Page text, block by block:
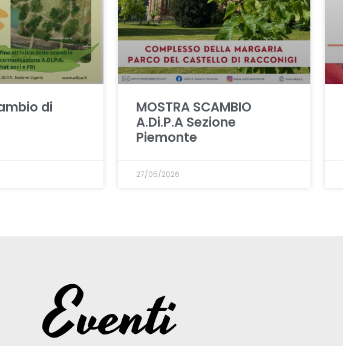
di
MOSTRA SCAMBIO
A.Di.P.A Sezione
Piemonte
27/05/2026
Eventi